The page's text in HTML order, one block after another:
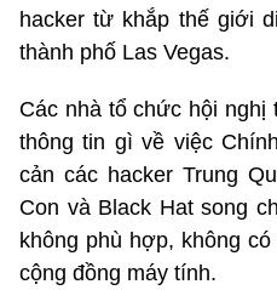
hacker từ khắp thế giới
thành phố Las Vegas.
Các nhà tổ chức hội nghị
thông tin gì về việc
cản các hacker Trung
Con và Black Hat song
không phù hợp, không
cộng đồng máy tính.